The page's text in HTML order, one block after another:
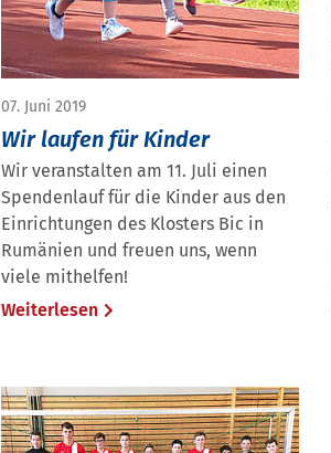
07. Juni 2019
Wir laufen für Kinder
Wir veranstalten am 11. Juli einen
Spendenlauf für die Kinder aus den
Einrichtungen des Klosters Bic in
Rumänien und freuen uns, wenn
viele mithelfen!
Weiterlesen